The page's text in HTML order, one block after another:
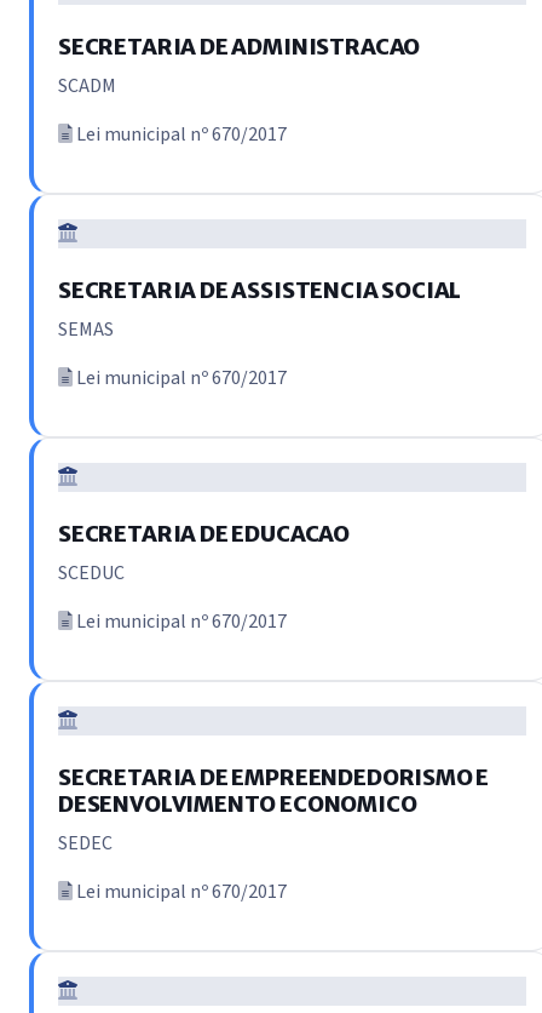
SECRETARIA DE ADMINISTRACAO
SCADM
Lei municipal nº 670/2017
SECRETARIA DE ASSISTENCIA SOCIAL
SEMAS
Lei municipal nº 670/2017
SECRETARIA DE EDUCACAO
SCEDUC
Lei municipal nº 670/2017
SECRETARIA DE EMPREENDEDORISMO E
DESENVOLVIMENTO ECONOMICO
SEDEC
Lei municipal nº 670/2017